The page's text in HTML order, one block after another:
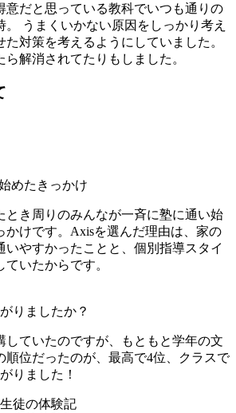
意だと思っている教科でいつも通りの
。 うまくいかない原因をしっかり考え
た対策を考えるようにしていました。
ら解消されてたりもしました。
めたきっかけ
とき周りのみんなが一斉に塾に通い始
かけです。Axisを選んだ理由は、家の
いやすかったことと、個別指導スタイ
ていたからです。
りましたか？
していたのですが、もともと学年の文
順位だったのが、最高で4位、クラスで
りました！
生徒の体験記